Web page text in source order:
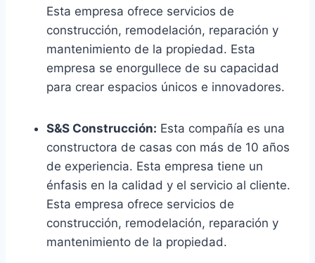
Esta empresa ofrece servicios de
construcción, remodelación, reparación y
mantenimiento de la propiedad. Esta
empresa se enorgullece de su capacidad
para crear espacios únicos e innovadores.
S&S Construcción: Esta compañía es una
constructora de casas con más de 10 años
de experiencia. Esta empresa tiene un
énfasis en la calidad y el servicio al cliente.
Esta empresa ofrece servicios de
construcción, remodelación, reparación y
mantenimiento de la propiedad.